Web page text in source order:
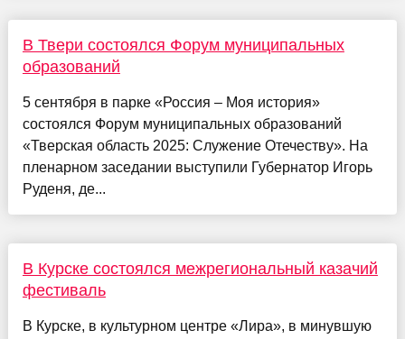
В Твери состоялся Форум муниципальных
образований
5 сентября в парке «Россия – Моя история»
состоялся Форум муниципальных образований
«Тверская область 2025: Служение Отечеству». На
пленарном заседании выступили Губернатор Игорь
Руденя, де...
В Курске состоялся межрегиональный казачий
фестиваль
В Курске, в культурном центре «Лира», в минувшую